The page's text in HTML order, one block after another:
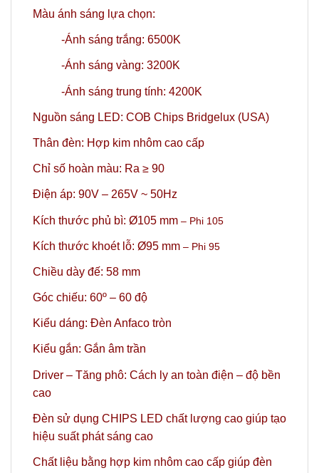
Màu ánh sáng lựa chọn:
-Ánh sáng trắng: 6500K
-Ánh sáng vàng: 3200K
-Ánh sáng trung tính: 4200K
Nguồn sáng LED: COB Chips Bridgelux (USA)
Thân đèn: Hợp kim nhôm cao cấp
Chỉ số hoàn màu: Ra ≥ 90
Điện áp: 90V – 265V ~ 50Hz
Kích thước phủ bì: Ø105 mm – Phi 105
Kích thước khoét lỗ: Ø95 mm – Phi 95
Chiều dày đế: 58 mm
Góc chiếu: 60º – 60 độ
Kiểu dáng: Đèn Anfaco tròn
Kiểu gắn: Gắn âm trần
Driver – Tăng phô: Cách ly an toàn điện – độ bền
cao
Đèn sử dụng CHIPS LED chất lượng cao giúp tạo
hiệu suất phát sáng cao
Chất liệu bằng hợp kim nhôm cao cấp giúp đèn